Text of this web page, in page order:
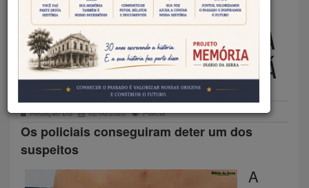
ANÔNIMA PERMITE QUE
POLÍCIA MILITAR INTERROMPA
SALVE NO JARDIM SHANGRI-LÁ
Redação DS 02/06/2026 Polícia
Os policiais conseguiram deter um dos
suspeitos
A